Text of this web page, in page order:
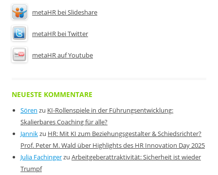
metaHR bei Slideshare
metaHR bei Twitter
metaHR auf Youtube
NEUESTE KOMMENTARE
Sören zu KI-Rollenspiele in der Führungsentwicklung:
Skalierbares Coaching für alle?
Jannikzu HR: Mit KI zum Beziehungsgestalter & Schiedsrichter?
Prof. Peter M. Wald über Highlights des HR Innovation Day 2025
Julia Fachingerzu Arbeitgeberattraktivität: Sicherheit ist wieder
Trumpf